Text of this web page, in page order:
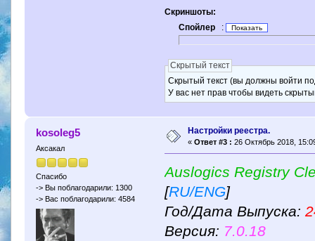
Скриншоты:
Спойлер
:
Скрытый текст
Скрытый текст (вы должны войти
У вас нет прав чтобы видеть
kosoleg5
Аксакал
Спасибо
-> Вы поблагодарили: 1300
-> Вас поблагодарили: 4584
Настройки реестра.
« Ответ #3 : 26 Октябрь 2018,
Auslogics Registry
[RU/ENG]
Год/Дата Выпуска:
Версия: 7.0.18